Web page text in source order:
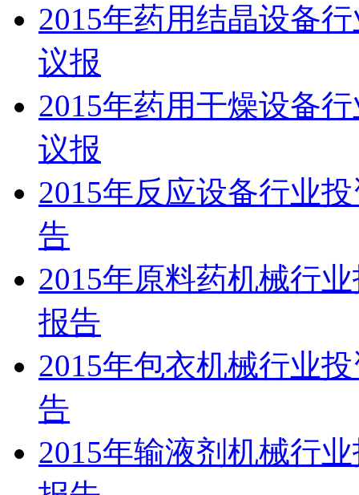
2015年药用结晶设备
议报
2015年药用干燥设备
议报
2015年反应设备行业
告
2015年原料药机械行
报告
2015年包衣机械行业
告
2015年输液剂机械行